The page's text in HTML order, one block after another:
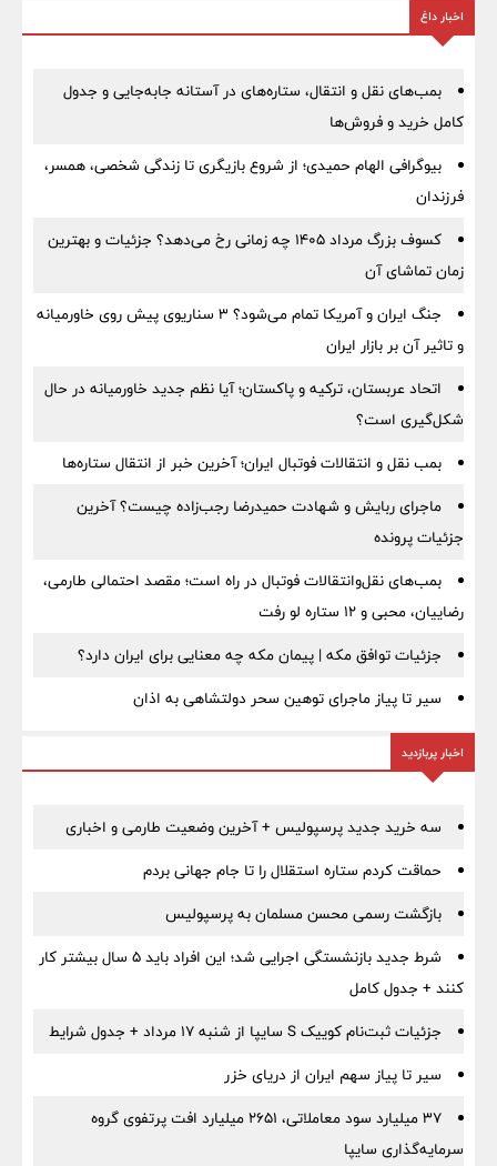
اخبار داغ
بمب‌های نقل و انتقال، ستاره‌های در آستانه جابه‌جایی و جدول
کامل خرید و فروش‌ها
بیوگرافی الهام حمیدی؛ از شروع بازیگری تا زندگی شخصی، همسر،
فرزندان
کسوف بزرگ مرداد ۱۴۰۵ چه زمانی رخ می‌دهد؟ جزئیات و بهترین
زمان تماشای آن
جنگ ایران و آمریکا تمام می‌شود؟ ۳ سناریوی پیش روی خاورمیانه
و تاثیر آن بر بازار ایران
اتحاد عربستان، ترکیه و پاکستان؛ آیا نظم جدید خاورمیانه در حال
شکل‌گیری است؟
بمب نقل‌ و انتقالات فوتبال ایران؛ آخرین خبر از انتقال ستاره‌ها
ماجرای ربایش و شهادت حمیدرضا رجب‌زاده چیست؟ آخرین
جزئیات پرونده
بمب‌های نقل‌وانتقالات فوتبال در راه است؛ مقصد احتمالی طارمی،
رضاییان، محبی و ۱۲ ستاره لو رفت
جزئیات توافق مکه | پیمان مکه چه معنایی برای ایران دارد؟
سیر تا پیاز ماجرای توهین سحر دولتشاهی به اذان
اخبار پربازدید
سه خرید جدید پرسپولیس + آخرین وضعیت طارمی و اخباری
حماقت کردم ستاره استقلال را تا جام جهانی بردم
بازگشت رسمی محسن مسلمان به پرسپولیس
شرط جدید بازنشستگی اجرایی شد؛ این افراد باید ۵ سال بیشتر کار
کنند + جدول کامل
جزئیات ثبت‌نام کوییک S سایپا از شنبه ۱۷ مرداد + جدول شرایط
سیر تا پیاز سهم ایران از دریای خزر
۳۷ میلیارد سود معاملاتی، ۲۶۵۱ میلیارد افت پرتفوی گروه
سرمایه‌گذاری سایپا